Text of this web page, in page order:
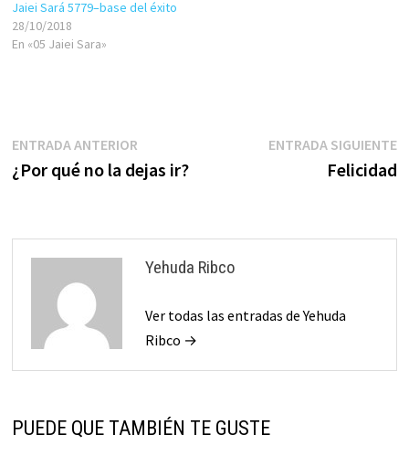
Jaiei Sará 5779–base del éxito
28/10/2018
En «05 Jaiei Sara»
Navegación
de
ENTRADA ANTERIOREntrada
anterior:
¿Por qué no la dejas ir?
ENTRADA SIGUIENTE
Felicidad
Yehuda Ribco
Ver todas las entradas de Yehuda
Ribco →
PUEDE QUE TAMBIÉN TE GUSTE